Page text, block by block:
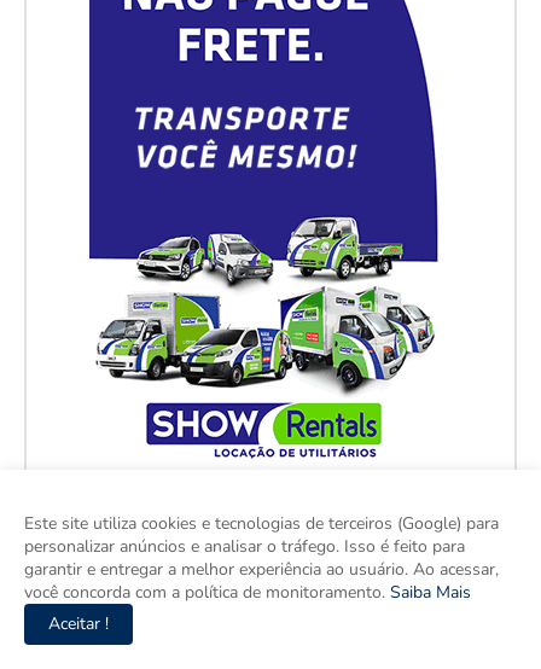
Este site utiliza cookies e tecnologias de terceiros (Google) para
personalizar anúncios e analisar o tráfego. Isso é feito para
garantir e entregar a melhor experiência ao usuário. Ao acessar,
você concorda com a política de monitoramento. Saiba Mais
Aceitar !